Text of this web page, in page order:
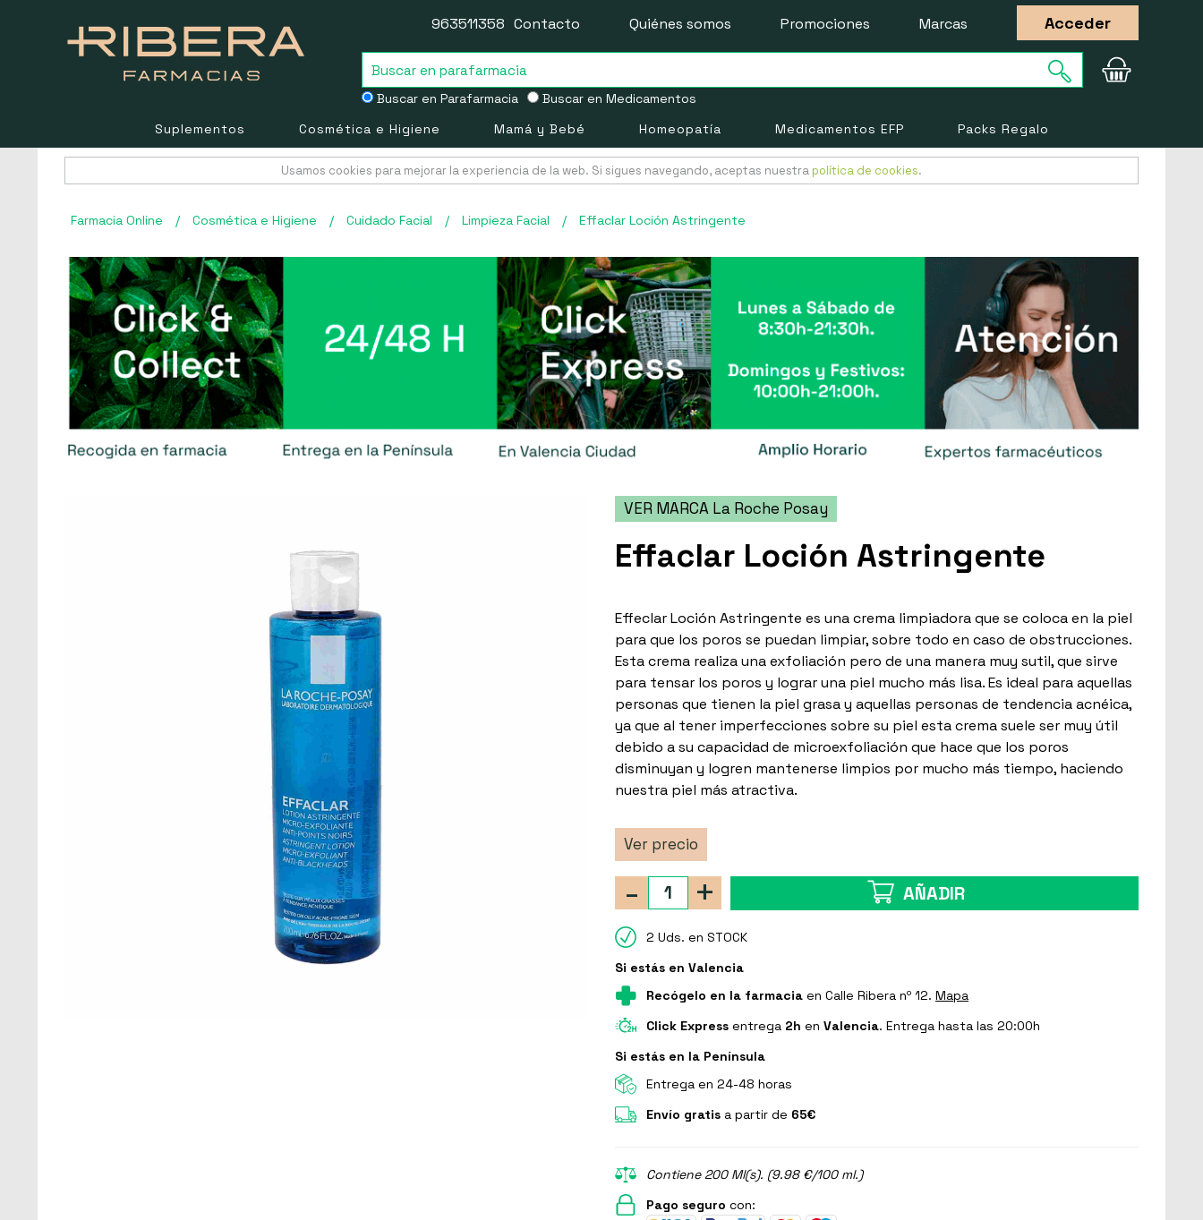
Buscar en Parafarmacia Buscar en Medicamentos
963511358 Contacto Quiénes somos Promociones Marcas Acceder
Suplementos Cosmética e Higiene Mamá y Bebé Homeopatía Medicamentos EFP Packs Regalo
Usamos cookies para mejorar la experiencia de la web. Si sigues navegando, aceptas nuestra política de cookies.
Farmacia Online / Cosmética e Higiene / Cuidado Facial / Limpieza Facial / Effaclar Loción Astringente
VER MARCA La Roche Posay
Effaclar Loción Astringente
Effeclar Loción Astringente es una crema limpiadora que se coloca en la piel
para que los poros se puedan limpiar, sobre todo en caso de obstrucciones.
Esta crema realiza una exfoliación pero de una manera muy sutil, que sirve
para tensar los poros y lograr una piel mucho más lisa. Es ideal para aquellas
personas que tienen la piel grasa y aquellas personas de tendencia acnéica,
ya que al tener imperfecciones sobre su piel esta crema suele ser muy útil
debido a su capacidad de microexfoliación que hace que los poros
disminuyan y logren mantenerse limpios por mucho más tiempo, haciendo
nuestra piel más atractiva.
Ver precio
+
- AÑADIR
2 Uds. en STOCK
Si estás en Valencia
Recógelo en la farmacia en Calle Ribera nº 12. Mapa
Click Express entrega 2h en Valencia. Entrega hasta las 20:00h
Si estás en la Península
Entrega en 24-48 horas
Envío gratis a partir de 65€
Contiene 200 Ml(s). (9.98 €/100 ml.)
Pago seguro con: